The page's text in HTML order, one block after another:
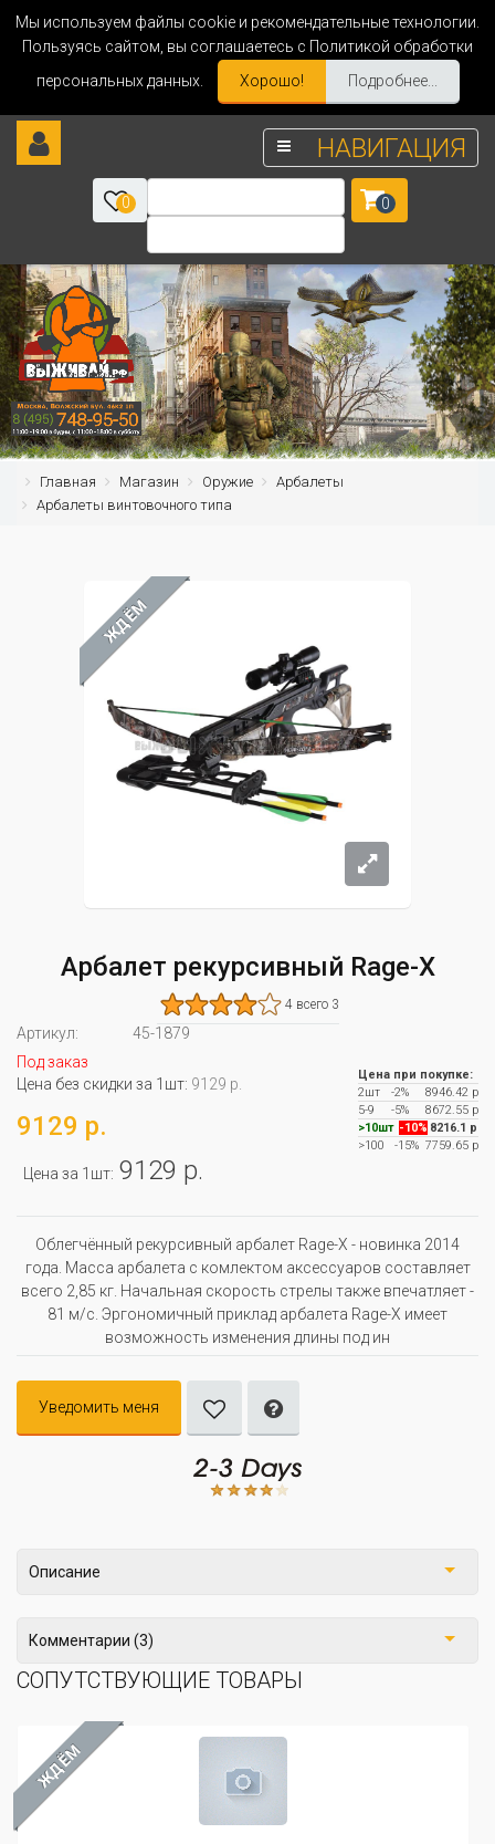
Мы используем файлы cookie и рекомендательные технологии.
Пользуясь сайтом, вы соглашаетесь с Политикой обработки
персональных данных.
Хорошо! Подробнее...
НАВИГАЦИЯ
0 0
Главная Магазин Оружие
Арбалеты
Арбалеты винтовочного типа
ЖДЁМ
Арбалет рекурсивный Rage-X
4 всего 3
Артикул:
45-1879
Под заказ
Цена без скидки за 1шт: 9129 р.
9129 р.
Цена за 1шт: 9129 р.
Цена при покупке:
2шт
-2%
8946.42 р
5-9
-5%
8672.55 р
>10шт -10% 8216.1 р
>100
-15% 7759.65 р
Облегчённый рекурсивный арбалет Rage-X - новинка 2014
года. Масса арбалета с комлектом аксессуаров составляет
всего 2,85 кг. Начальная скорость стрелы также впечатляет -
81 м/с. Эргономичный приклад арбалета Rage-X имеет
возможность изменения длины под ин
Уведомить меня
Описание
Комментарии (3)
СОПУТСТВУЮЩИЕ ТОВАРЫ
ЖДЁМ